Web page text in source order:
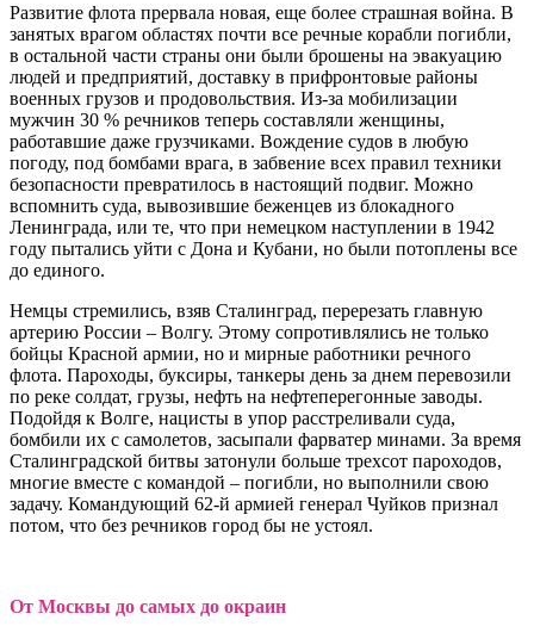
Развитие флота прервала новая, еще более страшная война. В
занятых врагом областях почти все речные корабли погибли,
в остальной части страны они были брошены на эвакуацию
людей и предприятий, доставку в прифронтовые районы
военных грузов и продовольствия. Из-за мобилизации
мужчин 30 % речников теперь составляли женщины,
работавшие даже грузчиками. Вождение судов в любую
погоду, под бомбами врага, в забвение всех правил техники
безопасности превратилось в настоящий подвиг. Можно
вспомнить суда, вывозившие беженцев из блокадного
Ленинграда, или те, что при немецком наступлении в 1942
году пытались уйти с Дона и Кубани, но были потоплены все
до единого.
Немцы стремились, взяв Сталинград, перерезать главную
артерию России – Волгу. Этому сопротивлялись не только
бойцы Красной армии, но и мирные работники речного
флота. Пароходы, буксиры, танкеры день за днем перевозили
по реке солдат, грузы, нефть на нефтеперегонные заводы.
Подойдя к Волге, нацисты в упор расстреливали суда,
бомбили их с самолетов, засыпали фарватер минами. За время
Сталинградской битвы затонули больше трехсот пароходов,
многие вместе с командой – погибли, но выполнили свою
задачу. Командующий 62-й армией генерал Чуйков признал
потом, что без речников город бы не устоял.
От Москвы до самых до окраин